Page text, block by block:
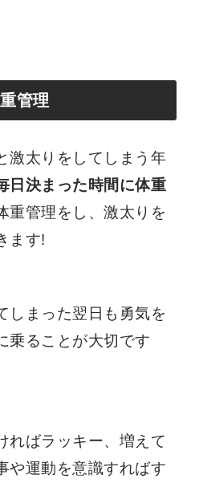
管理
激太りをしてしまう年
日決まった時間に体重
重管理をし、激太りを
ます!
しまった翌日も勇気を
乗ることが大切です
ればラッキー、増えて
や運動を意識すればす